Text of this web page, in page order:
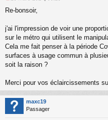
e
s
g
e
n
o
u
Re-bonsoir,
j'ai l'impression de voir une
sur le métro qui utilisent le
Cela me fait penser à la période
surfaces à usage commun à
soit la raison ?
Merci pour vos éclaircissements
maxc19
Passager